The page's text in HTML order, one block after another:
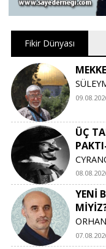
Fikir Dünyası
ÜÇ
YENİ